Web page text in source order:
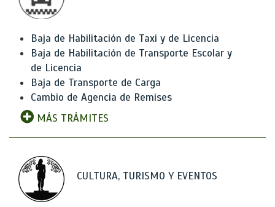
Baja de Habilitación de Taxi y de Licencia
Baja de Habilitación de Transporte Escolar y
de Licencia
Baja de Transporte de Carga
Cambio de Agencia de Remises
MÁS TRÁMITES
CULTURA, TURISMO Y EVENTOS